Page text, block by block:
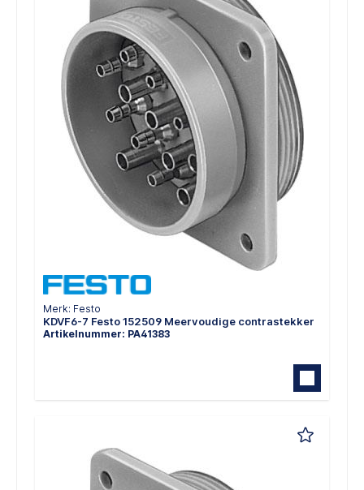
Merk: Festo
KDVF6-7 Festo 152509 Meervoudige contrastekker
Artikelnummer: PA41383